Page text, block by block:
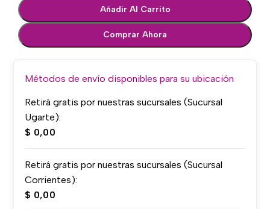
Añadir Al Carrito
Comprar Ahora
Métodos de envío disponibles para su ubicación
Retirá gratis por nuestras sucursales (Sucursal
Ugarte):
$ 0,00
Retirá gratis por nuestras sucursales (Sucursal
Corrientes):
$ 0,00